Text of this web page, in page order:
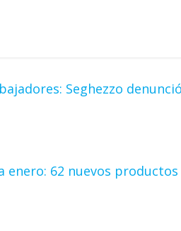
Seghezzo
enero: 62 nuevos productos